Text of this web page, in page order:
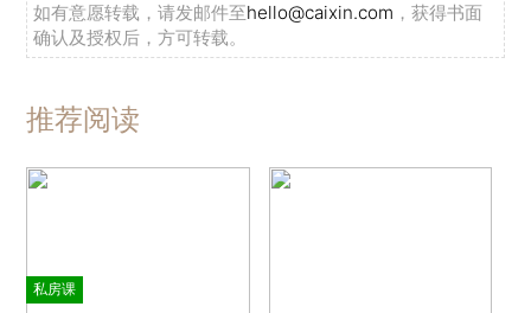
如有意愿转载，请发邮件至hello@caixin.com ，获得书面
确认及授权后，方可转载。
推荐阅读
私房课